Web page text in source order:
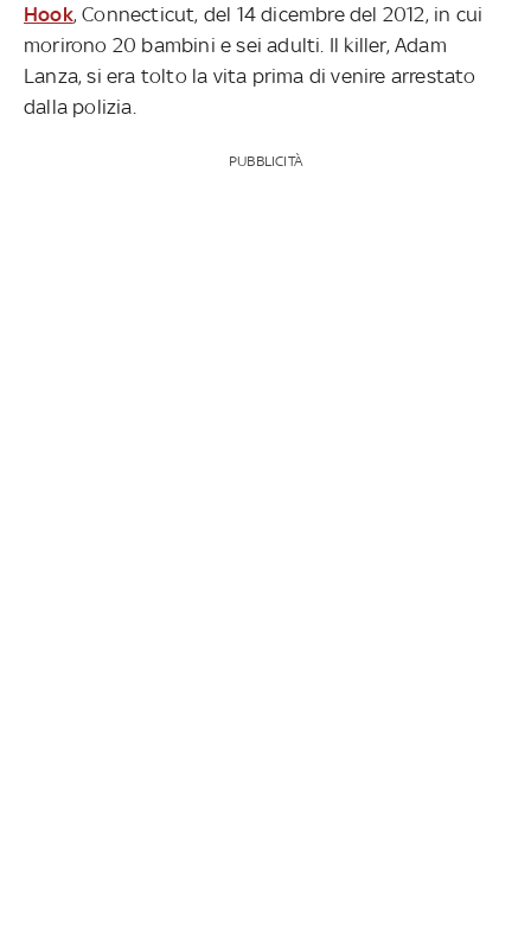
Hook, Connecticut, del 14 dicembre del 2012, in cui
morirono 20 bambini e sei adulti. Il killer, Adam
Lanza, si era tolto la vita prima di venire arrestato
dalla polizia.
PUBBLICITÀ